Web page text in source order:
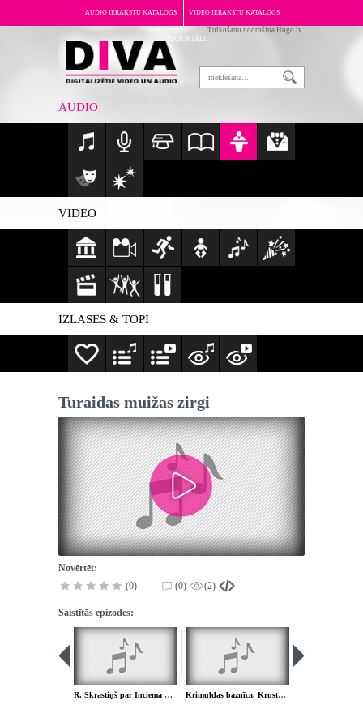
AUDIO IERAKSTU KATALOGS VIDEO IERAKSTU KATALOGS
PAR PORTĀLU
Tulkošanu nodrošina Hugo.lv
AUDIO
VIDEO
IZLASES & TOPI
Turaidas muižas zirgi
Novērtēt:
(0)
(0) (2)
Saistītās epizodes:
R. Skrastiņš par Inciema muižas parku Krimuldas baznīca, Krusta skola